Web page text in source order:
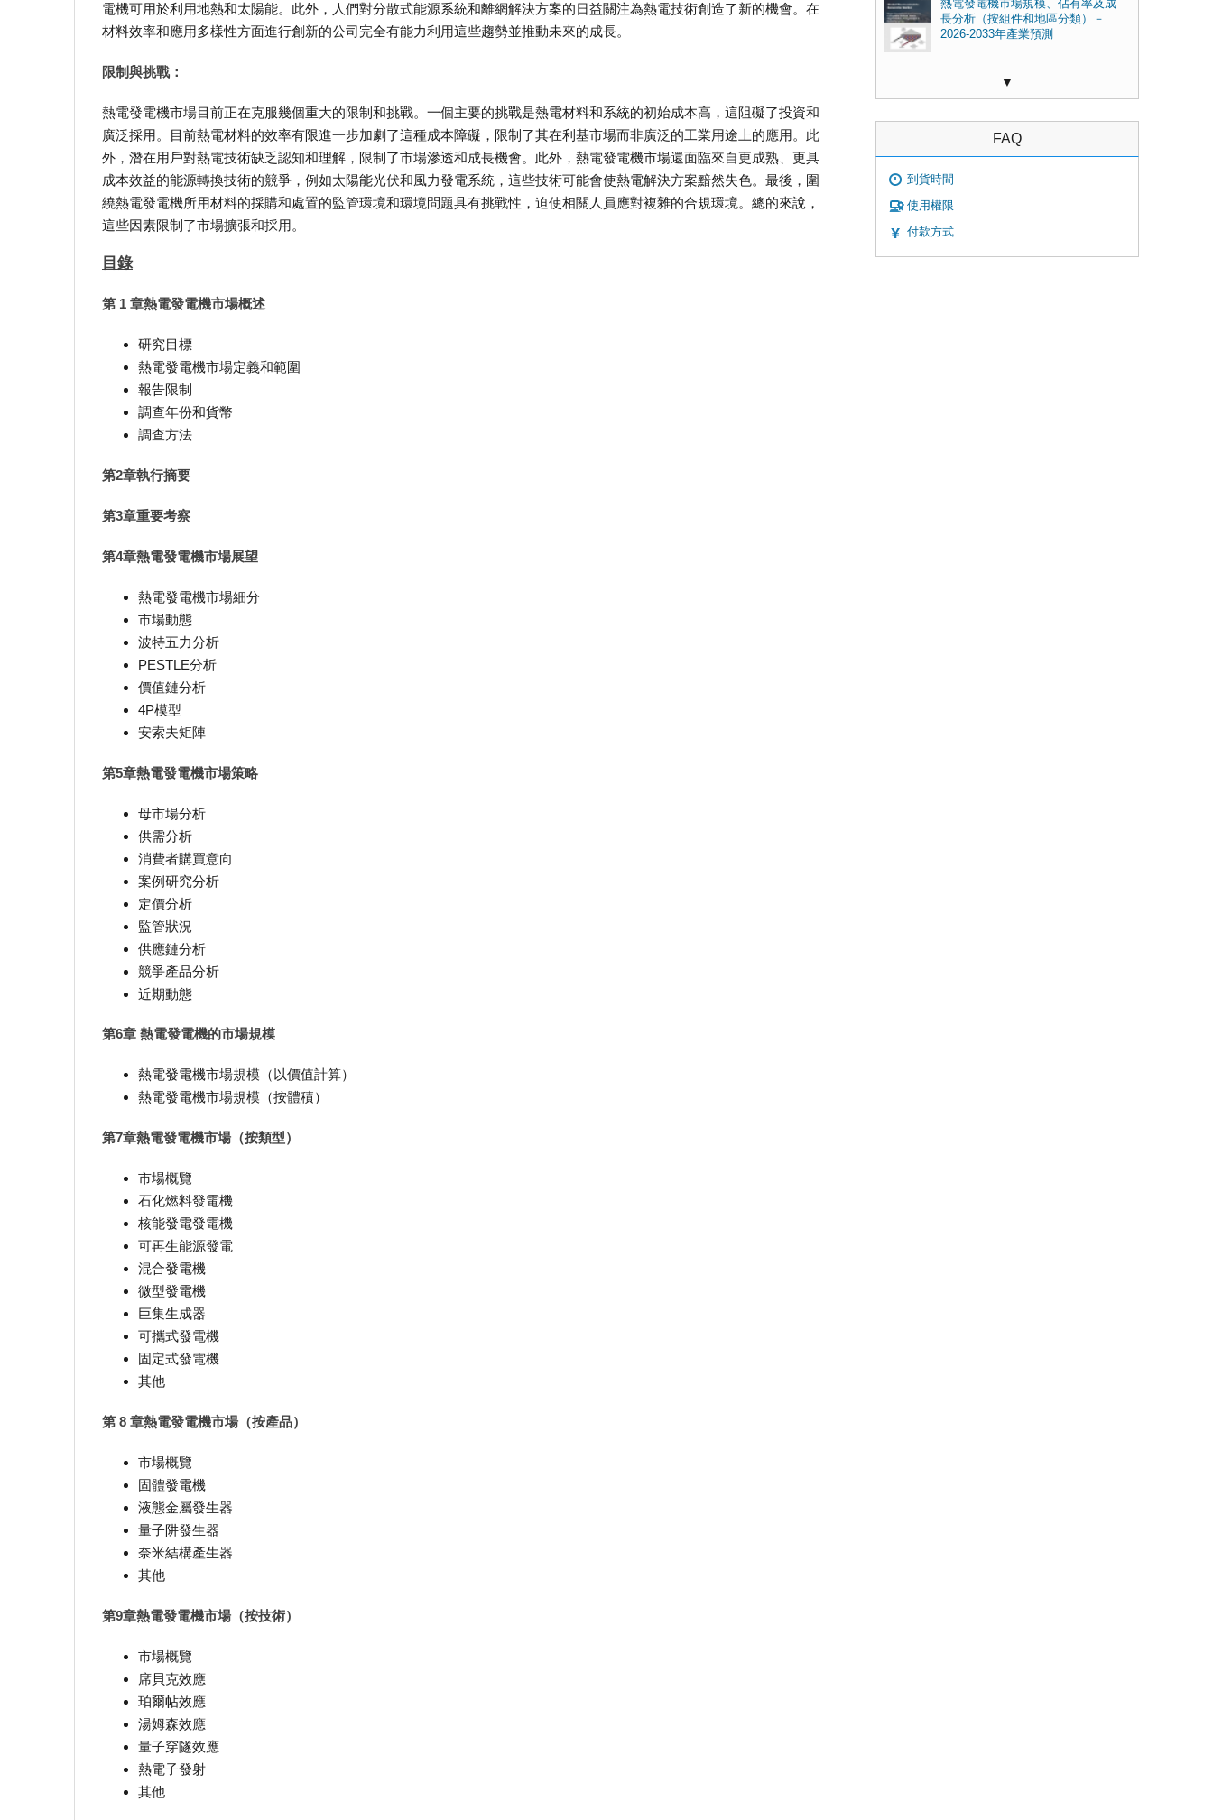
電機可用於利用地熱和太陽能。此外，人們對分散式能源系統和離網解決方案的日益關注為熱電技術創造了新的機會。在
材料效率和應用多樣性方面進行創新的公司完全有能力利用這些趨勢並推動未來的成長。
限制與挑戰：
熱電發電機市場目前正在克服幾個重大的限制和挑戰。一個主要的挑戰是熱電材料和系統的初始成本高，這阻礙了投資和
廣泛採用。目前熱電材料的效率有限進一步加劇了這種成本障礙，限制了其在利基市場而非廣泛的工業用途上的應用。此
外，潛在用戶對熱電技術缺乏認知和理解，限制了市場滲透和成長機會。此外，熱電發電機市場還面臨來自更成熟、更具
成本效益的能源轉換技術的競爭，例如太陽能光伏和風力發電系統，這些技術可能會使熱電解決方案黯然失色。最後，圍
繞熱電發電機所用材料的採購和處置的監管環境和環境問題具有挑戰性，迫使相關人員應對複雜的合規環境。總的來說，
這些因素限制了市場擴張和採用。
目錄
第 1 章熱電發電機市場概述
研究目標
熱電發電機市場定義和範圍
報告限制
調查年份和貨幣
調查方法
第2章執行摘要
第3章重要考察
第4章熱電發電機市場展望
熱電發電機市場細分
市場動態
波特五力分析
PESTLE分析
價值鏈分析
4P模型
安索夫矩陣
第5章熱電發電機市場策略
母市場分析
供需分析
消費者購買意向
案例研究分析
定價分析
監管狀況
供應鏈分析
競爭產品分析
近期動態
第6章 熱電發電機的市場規模
熱電發電機市場規模（以價值計算）
熱電發電機市場規模（按體積）
第7章熱電發電機市場（按類型）
市場概覽
石化燃料發電機
核能發電發電機
可再生能源發電
混合發電機
微型發電機
巨集生成器
可攜式發電機
固定式發電機
其他
第 8 章熱電發電機市場（按產品）
市場概覽
固體發電機
液態金屬發生器
量子阱發生器
奈米結構產生器
其他
第9章熱電發電機市場（按技術）
市場概覽
席貝克效應
珀爾帖效應
湯姆森效應
量子穿隧效應
熱電子發射
其他
熱電發電機市場規模、佔有率及成
長分析（按組件和地區分類）－
2026-2033年產業預測
▼
FAQ
到貨時間
使用權限
付款方式